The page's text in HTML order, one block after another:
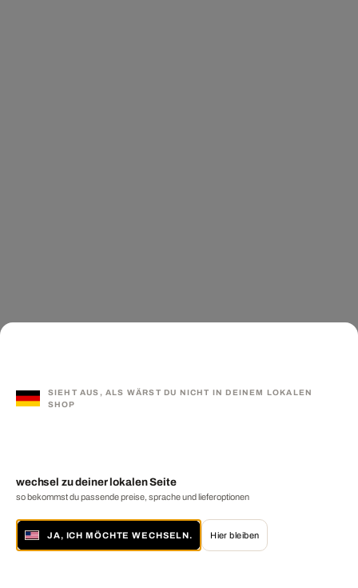
SIEHT AUS, ALS WÄRST DU NICHT IN DEINEM LOKALEN
SHOP
wechsel zu deiner lokalen Seite
so bekommst du passende preise, sprache und lieferoptionen
JA, ICH MÖCHTE WECHSELN. Hier bleiben